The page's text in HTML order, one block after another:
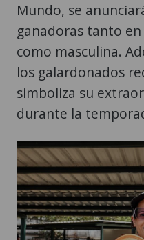
Mundo, se
ganadoras tanto
como masculina.
los galardonados
simboliza su
durante la